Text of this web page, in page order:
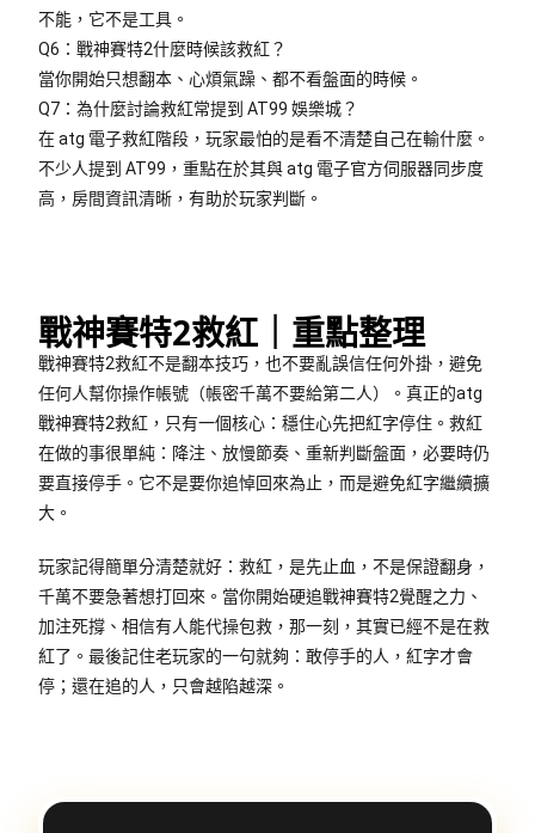
不能，它不是工具 。
Q6：戰神賽特2什麼時候該救紅？
當你開始只想翻本、心煩氣躁、都不看盤面的時候。
Q7：為什麼討論救紅常提到 AT99 娛樂城？
在 atg 電子救紅階段，玩家最怕的是看不清楚自己在輸什麼。
不少人提到 AT99，重點在於其與atg 電子官方伺服器同步度
高，房間資訊清晰，有助於玩家判斷。
戰神賽特2救紅｜重點整理
戰神賽特2救紅不是翻本技巧，也不要亂誤信任何外掛，避免
任何人幫你操作帳號（帳密千萬不要給第二人）。真正的atg
戰神賽特2救紅，只有一個核心：穩住心先把紅字停住。救紅
在做的事很單純：降注、放慢節奏、重新判斷盤面，必要時仍
要直接停手。它不是要你追悼回來為止，而是避免紅字繼續擴
大。
玩家記得簡單分清楚就好：救紅，是先止血，不是保證翻身，
千萬不要急著想打回來。當你開始硬追戰神賽特2覺醒之力、
加注死撐、相信有人能代操包救，那一刻，其實已經不是在救
紅了。最後記住老玩家的一句就夠：敢停手的人，紅字才會
停；還在追的人，只會越陷越深。